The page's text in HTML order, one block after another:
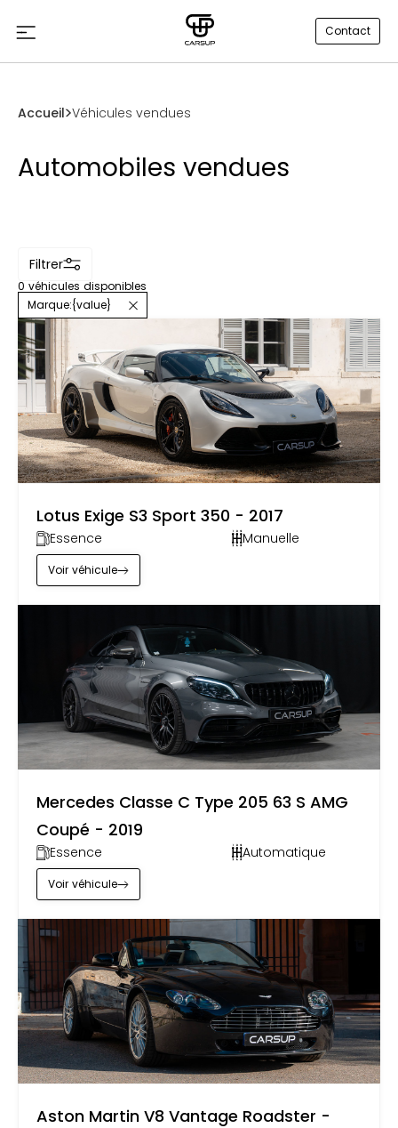
Contact
Accueil Véhicules vendues
Automobiles vendues
0 véhicules disponibles
Filtrer
Marque:{value}
Lotus Exige S3 Sport 350 - 2017
Essence Manuelle
Voir véhicule
Mercedes Classe C Type 205 63 S AMG
Coupé - 2019
Essence Automatique
Voir véhicule
Aston Martin V8 Vantage Roadster -